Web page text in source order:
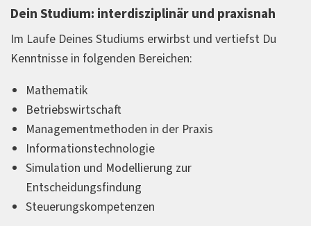
Dein Studium: interdisziplinär und praxisnah
Im Laufe Deines Studiums erwirbst und vertiefst Du
Kenntnisse in folgenden Bereichen:
Mathematik
Betriebswirtschaft
Managementmethoden in der Praxis
Informationstechnologie
Simulation und Modellierung zur
Entscheidungsfindung
Steuerungskompetenzen